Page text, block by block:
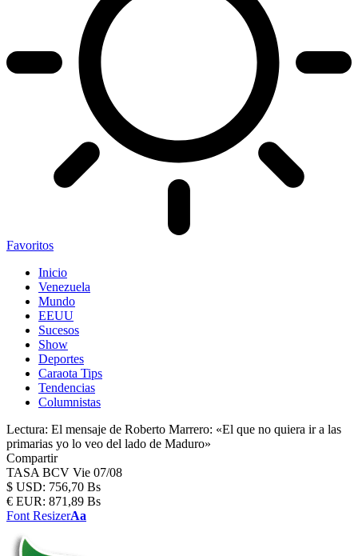
Favoritos
Inicio
Venezuela
Mundo
EEUU
Sucesos
Show
Deportes
Caraota Tips
Tendencias
Columnistas
Lectura: El mensaje de Roberto Marrero: «El que no quiera ir a las
primarias yo lo veo del lado de Maduro»
Compartir
TASA BCV Vie 07/08
$ USD: 756,70 Bs
€ EUR: 871,89 Bs
Font ResizerAa